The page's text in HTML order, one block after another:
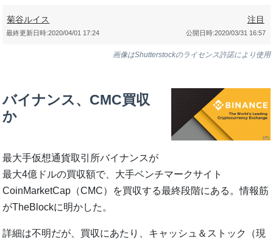
菊谷ルイス 注目
公開日時:2020/03/31 16:57
最終更新日時:2020/04/01 17:24
画像はShutterstockのライセンス許諾により使用
バイナンス、CMC買収
か
最大手仮想通貨取引所バイナンスが
最大4億ドルの買収額で、大手ベンチマークサイト
CoinMarketCap（CMC）を買収する最終段階にある。情報筋
がTheBlockに明かした。
詳細は不明だが、買収にあたり、キャッシュ＆ストック（現